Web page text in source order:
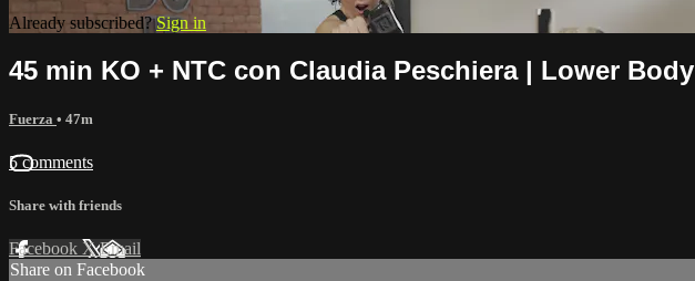
Already subscribed?Sign in
45 min KO + NTC con Claudia Peschiera | Lower Body
Fuerza • 47m
5 comments
Share with friends
Facebook XEmail
Share on Facebook